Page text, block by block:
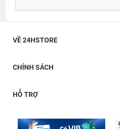
VỀ 24HSTORE
CHÍNH SÁCH
HỖ TRỢ